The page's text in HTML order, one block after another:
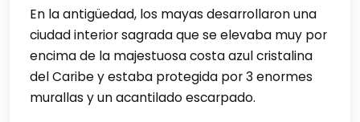
En la antigüedad, los mayas desarrollaron una
ciudad interior sagrada que se elevaba muy por
encima de la majestuosa costa azul cristalina
del Caribe y estaba protegida por 3 enormes
murallas y un acantilado escarpado.